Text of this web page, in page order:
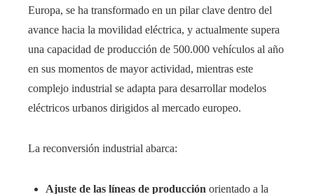
Europa, se ha transformado en un pilar clave dentro del
avance hacia la movilidad eléctrica, y actualmente supera
una capacidad de producción de 500.000 vehículos al año
en sus momentos de mayor actividad, mientras este
complejo industrial se adapta para desarrollar modelos
eléctricos urbanos dirigidos al mercado europeo.
La reconversión industrial abarca:
Ajuste de las líneas de producción orientado a la